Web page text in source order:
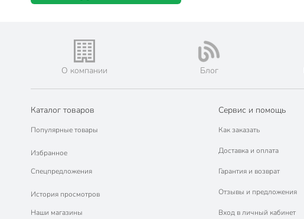
О компании Блог
Каталог товаров
Популярные товары
Избранное
Спецпредложения
История просмотров
Наши магазины
Сервис и помощь
Как заказать
Доставка и оплата
Гарантия и возврат
Отзывы и предложения
Вход в личный кабинет